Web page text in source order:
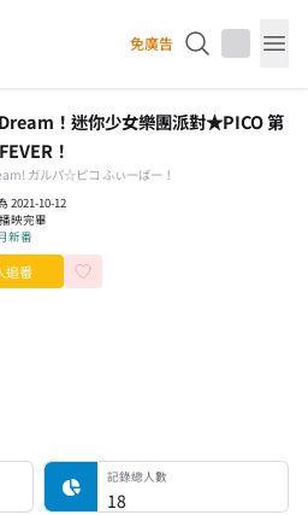
免廣告
！迷你少女樂團派對★PICO 第
！
ガルパ☆ピコ ふぃーばー！
2021-10-12
映完畢
新番
追番
記錄總人數
18